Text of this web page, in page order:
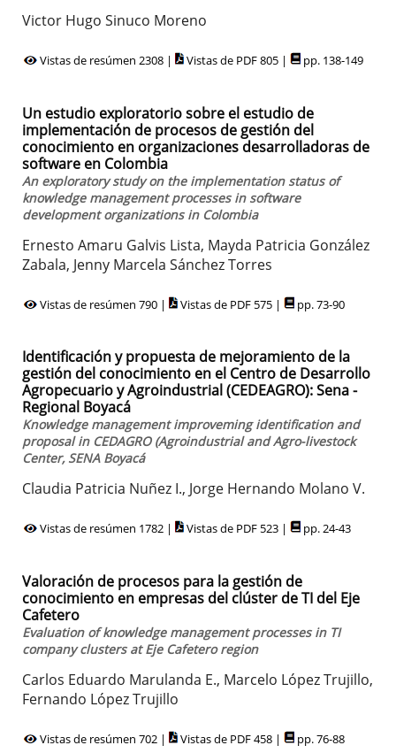
Victor Hugo Sinuco Moreno
Vistas de resúmen 2308 | Vistas de PDF 805 | pp. 138-149
Un estudio exploratorio sobre el estudio de
implementación de procesos de gestión del
conocimiento en organizaciones desarrolladoras de
software en Colombia
An exploratory study on the implementation status of
knowledge management processes in software
development organizations in Colombia
Ernesto Amaru Galvis Lista, Mayda Patricia González
Zabala, Jenny Marcela Sánchez Torres
Vistas de resúmen 790 | Vistas de PDF 575 | pp. 73-90
Identificación y propuesta de mejoramiento de la
gestión del conocimiento en el Centro de Desarrollo
Agropecuario y Agroindustrial (CEDEAGRO): Sena -
Regional Boyacá
Knowledge management improveming identification and
proposal in CEDAGRO (Agroindustrial and Agro-livestock
Center, SENA Boyacá
Claudia Patricia Nuñez I., Jorge Hernando Molano V.
Vistas de resúmen 1782 | Vistas de PDF 523 | pp. 24-43
Valoración de procesos para la gestión de
conocimiento en empresas del clúster de TI del Eje
Cafetero
Evaluation of knowledge management processes in TI
company clusters at Eje Cafetero region
Carlos Eduardo Marulanda E., Marcelo López Trujillo,
Fernando López Trujillo
Vistas de resúmen 702 | Vistas de PDF 458 | pp. 76-88